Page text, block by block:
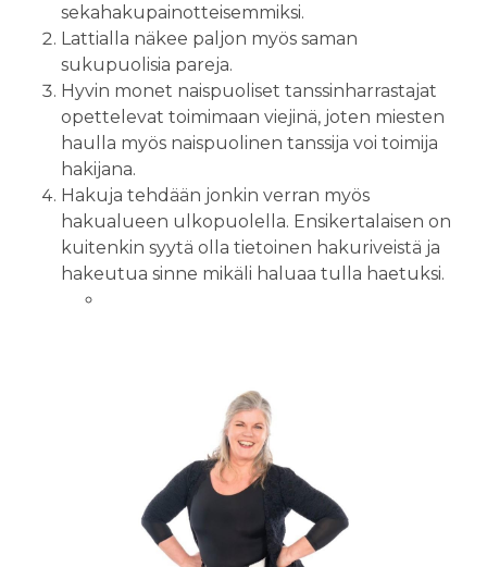
sekahakupainotteisemmiksi.
Lattialla näkee paljon myös saman
sukupuolisia pareja.
Hyvin monet naispuoliset tanssinharrastajat
opettelevat toimimaan viejinä, joten miesten
haulla myös naispuolinen tanssija voi toimija
hakijana.
Hakuja tehdään jonkin verran myös
hakualueen ulkopuolella. Ensikertalaisen on
kuitenkin syytä olla tietoinen hakuriveistä ja
hakeutua sinne mikäli haluaa tulla haetuksi.